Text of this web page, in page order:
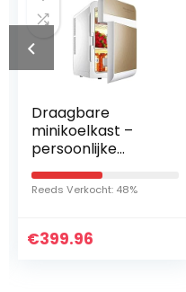
Draagbare
minikoelkast –
persoonlijke
compacte
elektrische koel-
met
Reeds Verkocht: 48%
€399.96